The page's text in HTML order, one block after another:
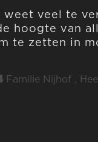
weet veel te
hoogte van
te zetten in
Familie Nijhof ,